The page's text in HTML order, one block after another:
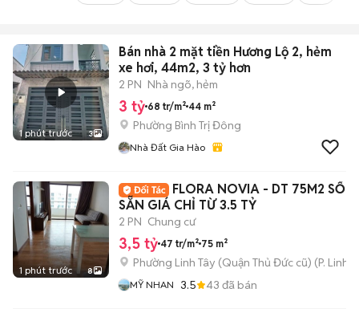
1 phút trước 3
Bán nhà 2 mặt tiền Hương Lộ 2, hẻm
xe hơi, 44m2, 3 tỷ hơn
2 PN Nhà ngõ, hẻm
3 tỷ 68 tr/m² 44 m²
Phường Bình Trị Đông
Nhà Đất Gia Hào
1 phút trước 8
FLORA NOVIA - DT 75M2 SỔ
SẴN GIÁ CHỈ TỪ 3.5 TỶ
2 PN Chung cư
3,5 tỷ 47 tr/m² 75 m²
Phường Linh Tây (Quận Thủ Đức cũ) (P. Linh
MỸ NHAN 3.5 43 đã bán